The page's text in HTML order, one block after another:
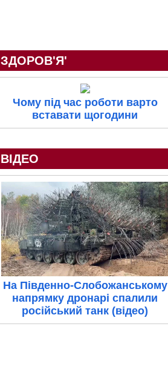
ЗДОРОВ'Я'
Чому під час роботи варто
вставати щогодини
ВІДЕО
На Південно-Слобожанському
напрямку дронарі спалили
російський танк (відео)